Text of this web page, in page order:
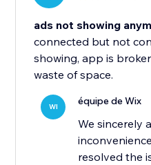
ads not showing
connected but not
showing, app is
waste of space.
WI équipe de Wix
We sincerely
resolved the